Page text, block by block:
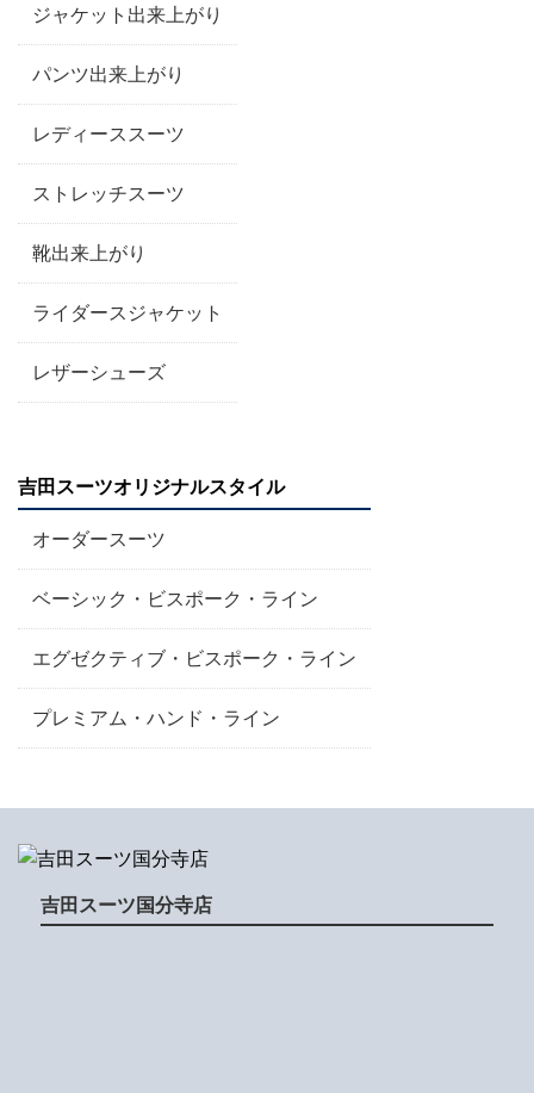
ジャケット出来上がり
パンツ出来上がり
レディーススーツ
ストレッチスーツ
靴出来上がり
ライダースジャケット
レザーシューズ
吉田スーツオリジナルスタイル
オーダースーツ
ベーシック・ビスポーク・ライン
エグゼクティブ・ビスポーク・ライン
プレミアム・ハンド・ライン
吉田スーツ国分寺店